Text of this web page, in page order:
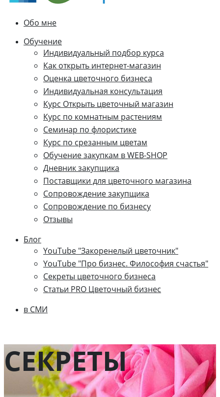
Обо мне
Обучение
Индивидуальный подбор курса
Как открыть интернет-магазин
Оценка цветочного бизнеса
Индивидуальная консультация
Курс Открыть цветочный магазин
Курс по комнатным растениям
Семинар по флористике
Курс по срезанным цветам
Обучение закупкам в WEB-SHOP
Дневник закупщика
Поставщики для цветочного магазина
Сопровождение закупщика
Cопровождение по бизнесу
Отзывы
Блог
YouTube "Закоренелый цветочник"
YouTube "Про бизнес. Философия счастья"
Секреты цветочного бизнеса
Статьи PRO Цветочный бизнес
в СМИ
СЕКРЕТЫ